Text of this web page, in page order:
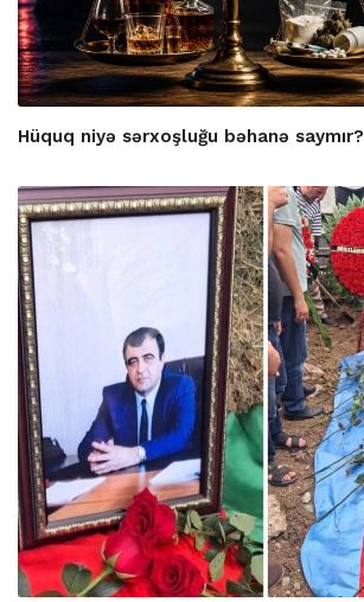
Hüquq niyə sərxoşluğu bəhanə saymır?